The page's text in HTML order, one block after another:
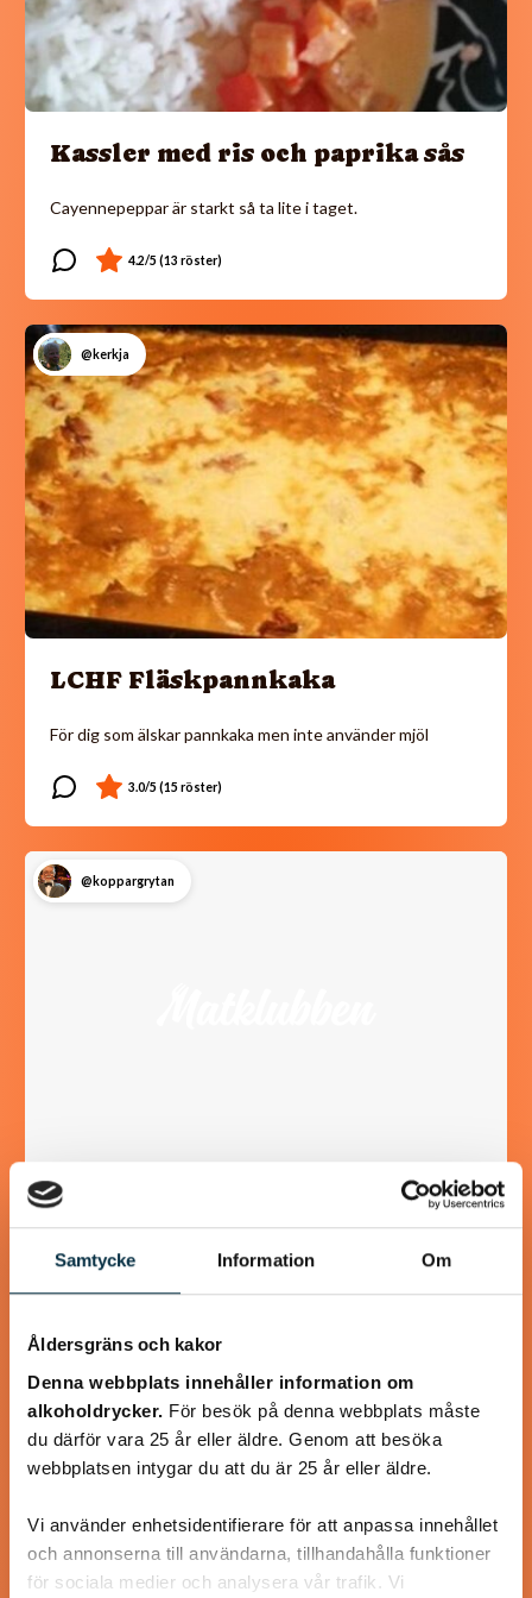
Samtycke Information Om
Åldersgräns och kakor
Denna webbplats innehåller information om
alkoholdrycker. För besök på denna webbplats måste
du därför vara 25 år eller äldre. Genom att besöka
webbplatsen intygar du att du är 25 år eller äldre.
Vi använder enhetsidentifierare för att anpassa innehållet
och annonserna till användarna, tillhandahålla funktioner
för sociala medier och analysera vår trafik. Vi
Kassler med ris och paprika sås
Cayennepeppar är starkt så ta lite i taget.
@kerkja
LCHF Fläskpannkaka
För dig som älskar pannkaka men inte använder mjöl
@koppargrytan
Gulaschsoppa Melchersson
Spara till kalla dagar
@koppargrytan